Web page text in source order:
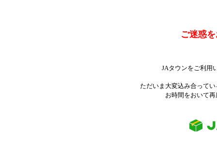
ご迷惑
JAタウンをご利用
ただいま大変込み合って
お時間をおいて